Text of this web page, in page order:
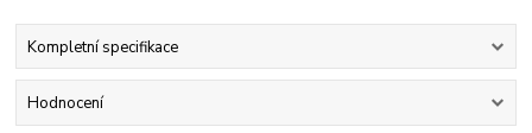
Kompletní specifikace
Hodnocení